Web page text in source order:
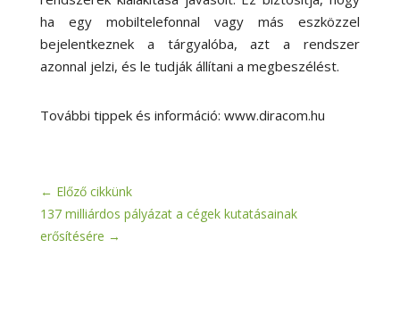
ha egy mobiltelefonnal vagy más eszközzel
bejelentkeznek a tárgyalóba, azt a rendszer
azonnal jelzi, és le tudják állítani a megbeszélést.
További tippek és információ: www.diracom.hu
← Előző cikkünk
137 milliárdos pályázat a cégek kutatásainak
erősítésére →